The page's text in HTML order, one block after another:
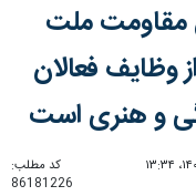
مقاومت ملت
وظایف فعالان
و هنری است
کد مطلب:
86181226